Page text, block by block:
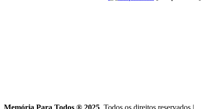
Memória Para Todos ® 2025 . Todos os direitos reservados |